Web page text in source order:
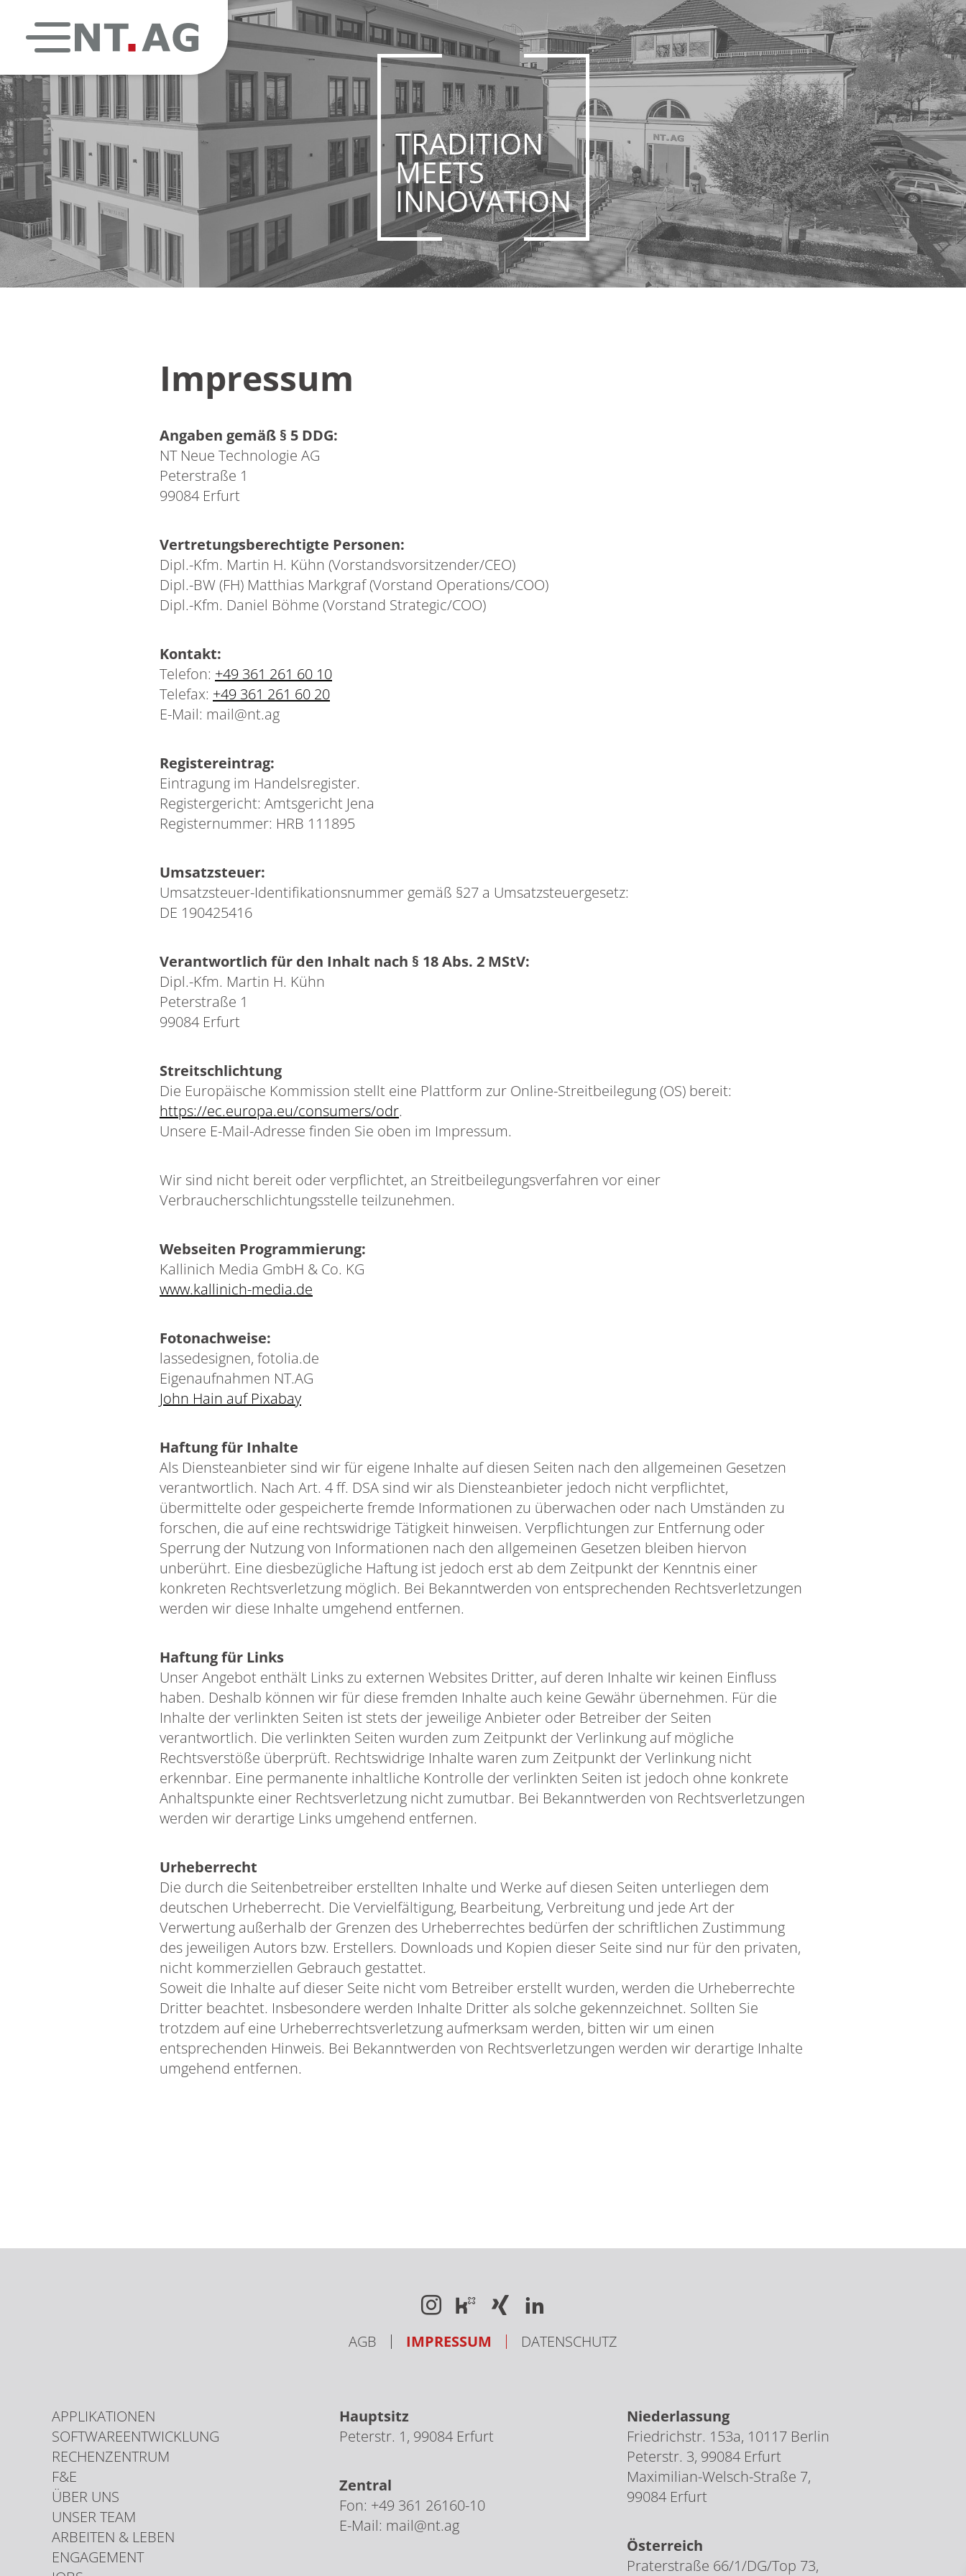
TRADITION
MEETS
INNOVATION
Impressum
Angaben gemäß § 5 DDG:
NT Neue Technologie AG
Peterstraße 1
99084 Erfurt
Vertretungsberechtigte Personen:
Dipl.-Kfm. Martin H. Kühn (Vorstandsvorsitzender/CEO)
Dipl.-BW (FH) Matthias Markgraf (Vorstand Operations/COO)
Dipl.-Kfm. Daniel Böhme (Vorstand Strategic/COO)
Kontakt:
Telefon: +49 361 261 60 10
Telefax: +49 361 261 60 20
E-Mail: mail@nt.ag
Registereintrag:
Eintragung im Handelsregister.
Registergericht: Amtsgericht Jena
Registernummer: HRB 111895
Umsatzsteuer:
Umsatzsteuer-Identifikationsnummer gemäß §27 a Umsatzsteuergesetz:
DE 190425416
Verantwortlich für den Inhalt nach § 18 Abs. 2 MStV:
Dipl.-Kfm. Martin H. Kühn
Peterstraße 1
99084 Erfurt
Streitschlichtung
Die Europäische Kommission stellt eine Plattform zur Online-Streitbeilegung (OS) bereit:
https://ec.europa.eu/consumers/odr.
Unsere E-Mail-Adresse finden Sie oben im Impressum.
Wir sind nicht bereit oder verpflichtet, an Streitbeilegungsverfahren vor einer
Verbraucherschlichtungsstelle teilzunehmen.
Webseiten Programmierung:
Kallinich Media GmbH & Co. KG
www.kallinich-media.de
Fotonachweise:
lassedesignen, fotolia.de
Eigenaufnahmen NT.AG
John Hain auf Pixabay
Haftung für Inhalte
Als Diensteanbieter sind wir für eigene Inhalte auf diesen Seiten nach den allgemeinen Gesetzen
verantwortlich. Nach Art. 4 ff. DSA sind wir als Diensteanbieter jedoch nicht verpflichtet,
übermittelte oder gespeicherte fremde Informationen zu überwachen oder nach Umständen zu
forschen, die auf eine rechtswidrige Tätigkeit hinweisen. Verpflichtungen zur Entfernung oder
Sperrung der Nutzung von Informationen nach den allgemeinen Gesetzen bleiben hiervon
unberührt. Eine diesbezügliche Haftung ist jedoch erst ab dem Zeitpunkt der Kenntnis einer
konkreten Rechtsverletzung möglich. Bei Bekanntwerden von entsprechenden Rechtsverletzungen
werden wir diese Inhalte umgehend entfernen.
Haftung für Links
Unser Angebot enthält Links zu externen Websites Dritter, auf deren Inhalte wir keinen Einfluss
haben. Deshalb können wir für diese fremden Inhalte auch keine Gewähr übernehmen. Für die
Inhalte der verlinkten Seiten ist stets der jeweilige Anbieter oder Betreiber der Seiten
verantwortlich. Die verlinkten Seiten wurden zum Zeitpunkt der Verlinkung auf mögliche
Rechtsverstöße überprüft. Rechtswidrige Inhalte waren zum Zeitpunkt der Verlinkung nicht
erkennbar. Eine permanente inhaltliche Kontrolle der verlinkten Seiten ist jedoch ohne konkrete
Anhaltspunkte einer Rechtsverletzung nicht zumutbar. Bei Bekanntwerden von Rechtsverletzungen
werden wir derartige Links umgehend entfernen.
Urheberrecht
Die durch die Seitenbetreiber erstellten Inhalte und Werke auf diesen Seiten unterliegen dem
deutschen Urheberrecht. Die Vervielfältigung, Bearbeitung, Verbreitung und jede Art der
Verwertung außerhalb der Grenzen des Urheberrechtes bedürfen der schriftlichen Zustimmung
des jeweiligen Autors bzw. Erstellers. Downloads und Kopien dieser Seite sind nur für den privaten,
nicht kommerziellen Gebrauch gestattet.
Soweit die Inhalte auf dieser Seite nicht vom Betreiber erstellt wurden, werden die Urheberrechte
Dritter beachtet. Insbesondere werden Inhalte Dritter als solche gekennzeichnet. Sollten Sie
trotzdem auf eine Urheberrechtsverletzung aufmerksam werden, bitten wir um einen
entsprechenden Hinweis. Bei Bekanntwerden von Rechtsverletzungen werden wir derartige Inhalte
umgehend entfernen.
AGB IMPRESSUM DATENSCHUTZ
APPLIKATIONEN
SOFTWAREENTWICKLUNG
RECHENZENTRUM
F&E
ÜBER UNS
UNSER TEAM
ARBEITEN & LEBEN
ENGAGEMENT
Hauptsitz
Peterstr. 1, 99084 Erfurt
Zentral
Fon: +49 361 26160-10
E-Mail: mail@nt.ag
Niederlassung
Friedrichstr. 153a, 10117 Berlin
Peterstr. 3, 99084 Erfurt
Maximilian-Welsch-Straße 7,
99084 Erfurt
Österreich
Praterstraße 66/1/DG/Top 73,